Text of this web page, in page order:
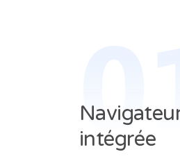
intégrée